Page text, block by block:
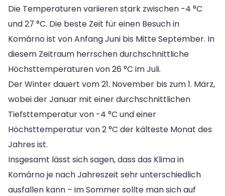
Die Temperaturen variieren stark zwischen -4 °C
und 27 °C. Die beste Zeit für einen Besuch in
Komárno ist von Anfang Juni bis Mitte September. In
diesem Zeitraum herrschen durchschnittliche
Höchsttemperaturen von 26 °C im Juli.
Der Winter dauert vom 21. November bis zum 1. März,
wobei der Januar mit einer durchschnittlichen
Tiefsttemperatur von -4 °C und einer
Höchsttemperatur von 2 °C der kälteste Monat des
Jahres ist.
Insgesamt lässt sich sagen, dass das Klima in
Komárno je nach Jahreszeit sehr unterschiedlich
ausfallen kann – im Sommer sollte man sich auf